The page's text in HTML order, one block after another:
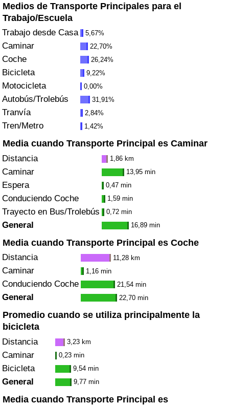
Medios de Transporte Principales para el
Trabajo/Escuela
Trabajo desde Casa 5,67%
Caminar 22,70%
Coche 26,24%
Bicicleta 9,22%
Motocicleta 0,00%
Autobús/Trolebús 31,91%
Tranvía 2,84%
Tren/Metro 1,42%
Media cuando Transporte Principal es Caminar
Distancia 1,86 km
Caminar 13,95 min
Espera 0,47 min
Conduciendo Coche 1,59 min
Trayecto en Bus/Trolebús 0,72 min
General 16,89 min
Media cuando Transporte Principal es Coche
Distancia 11,28 km
Caminar 1,16 min
Conduciendo Coche 21,54 min
General 22,70 min
Promedio cuando se utiliza principalmente la
bicicleta
Distancia 3,23 km
Caminar 0,23 min
Bicicleta 9,54 min
General 9,77 min
Media cuando Transporte Principal es
Índice de Contaminación (Actual)
Índice de contaminación
Índice de Contaminación por País
Tráfico
Índice de Tráfico
Índice de Tráfico (Actual)
Índice de Tráfico por País